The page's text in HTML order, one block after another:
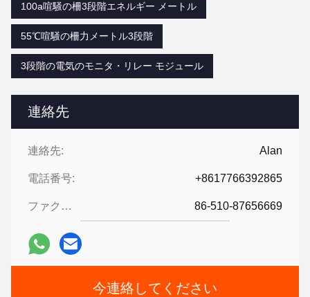
連絡先
連絡先: Alan
電話番号: +8617766392865
ファクシミリ: 86-510-87656669
今連絡してください
100a喧騒の柵3段階エネルギー メートル
55℃喧騒の柵力メートル3段階
3段階の電気のモニタ・リレー モジュール